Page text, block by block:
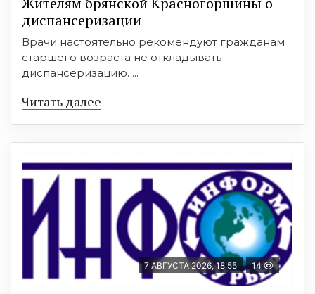
диспансеризации
Врачи настоятельно рекомендуют гражданам
старшего возраста не откладывать
диспансеризацию. ...
Читать далее
7 АВГУСТА 2026, 18:55 14